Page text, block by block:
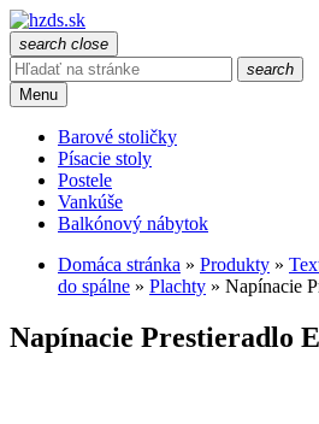
search close
search
Menu
Barové stoličky
Písacie stoly
Postele
Vankúše
Balkónový nábytok
Domáca stránka » Produkty »
do spálne » Plachty » Napínacie
Napínacie Prestieradlo